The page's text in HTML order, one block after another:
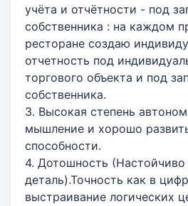
учёта и отчётности - под
собственника : на каждом
ресторане создаю
отчетность под
торгового объекта и под
собственника.
3. Высокая степень
мышление и хорошо
способности.
4. Дотошность
деталь).Точность как в
выстраивание логических